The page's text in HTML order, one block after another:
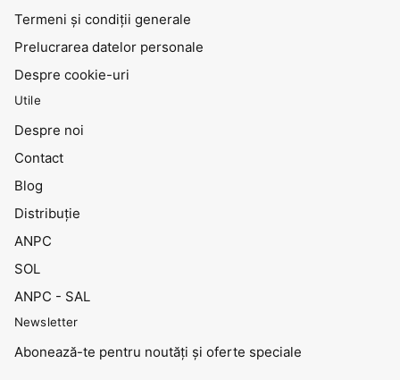
Termeni și condiții generale
Prelucrarea datelor personale
Despre cookie-uri
Utile
Despre noi
Contact
Blog
Distribuţie
ANPC
SOL
ANPC - SAL
Newsletter
Abonează-te pentru noutăți și oferte speciale